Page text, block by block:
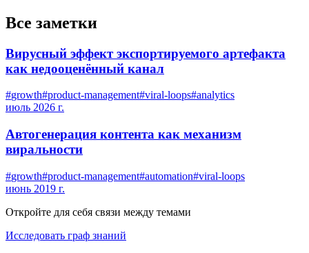
Все заметки
Вирусный эффект экспортируемого артефакта
как недооценённый канал
#growth#product-management#viral-loops#analytics
июль 2026 г.
Автогенерация контента как механизм
виральности
#growth#product-management#automation#viral-loops
июнь 2019 г.
Откройте для себя связи между темами
Исследовать граф знаний